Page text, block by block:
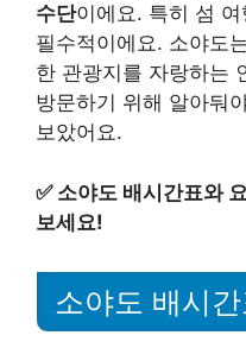
수단이에요. 특히 섬
필수적이에요. 소야도
한 관광지를 자랑하는
방문하기 위해 알아둬
보았어요.
✅ 소야도 배시간표와
보세요!
소야도 배시간